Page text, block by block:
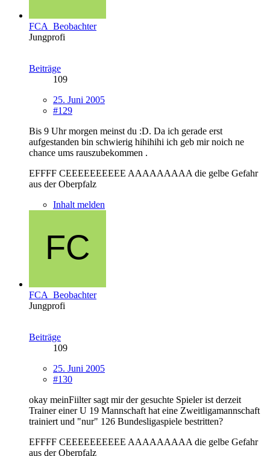
FCA_Beobachter
Jungprofi
Beiträge
109
25. Juni 2005
#129
Bis 9 Uhr morgen meinst du :D. Da ich gerade erst
aufgestanden bin schwierig hihihihi ich geb mir noich ne
chance ums rauszubekommen .
EFFFF CEEEEEEEEEE AAAAAAAAA die gelbe Gefahr
aus der Oberpfalz
Inhalt melden
FCA_Beobachter
Jungprofi
Beiträge
109
25. Juni 2005
#130
okay meinFiilter sagt mir der gesuchte Spieler ist derzeit
Trainer einer U 19 Mannschaft hat eine Zweitligamannschaft
trainiert und "nur" 126 Bundesligaspiele bestritten?
EFFFF CEEEEEEEEEE AAAAAAAAA die gelbe Gefahr
aus der Oberpfalz